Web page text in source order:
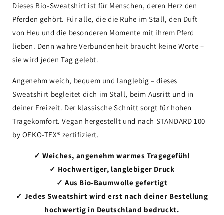
Dieses Bio-Sweatshirt ist für Menschen, deren Herz den
Pferden gehört. Für alle, die die Ruhe im Stall, den Duft
von Heu und die besonderen Momente mit ihrem Pferd
lieben. Denn wahre Verbundenheit braucht keine Worte –
sie wird jeden Tag gelebt.
Angenehm weich, bequem und langlebig – dieses
Sweatshirt begleitet dich im Stall, beim Ausritt und in
deiner Freizeit. Der klassische Schnitt sorgt für hohen
Tragekomfort. Vegan hergestellt und nach STANDARD 100
by OEKO-TEX® zertifiziert.
✓ Weiches, angenehm warmes Tragegefühl
✓ Hochwertiger, langlebiger Druck
✓ Aus Bio-Baumwolle gefertigt
✓ Jedes Sweatshirt wird erst nach deiner Bestellung
hochwertig in Deutschland bedruckt.